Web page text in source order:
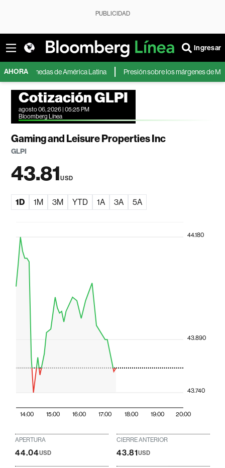
PUBLICIDAD
Ingresar
AHORA
monedas de América Latina Presión sobre los márgenes de
Cotización GLPI
agosto 06, 2026 | 05:25 PM
Bloomberg Línea
Gaming and Leisure Properties Inc
GLPI
43.81USD
1D 1M 3M YTD 1A 3A 5A
14:00 15:00 16:00 17:00 18:00 19:00 20:00
43.740
43.890
44.180
APERTURA
44.04USD
CIERRE ANTERIOR
43.81USD